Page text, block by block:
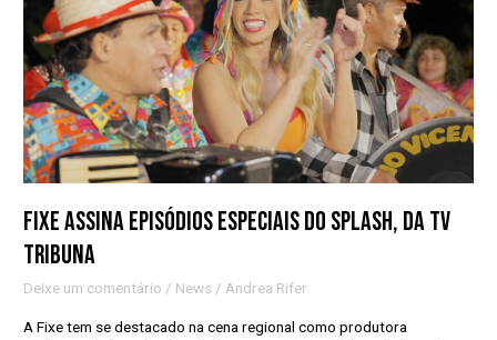
Fixe assina episódios especiais do Splash, da TV
Tribuna
Deixe um comentário / News / Andrea Rifer
A Fixe tem se destacado na cena regional como produtora
especiais
do
Splash,
da
TV
Tribuna